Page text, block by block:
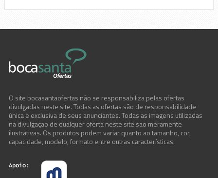
O site bocasantaofertas não se responsabiliza pelas ofertas
divulgadas neste site. Todas as ofertas são de responsabilidade
única e exclusiva de seus anunciantes. Todas as imagens utilizadas
na divulgação de qualquer oferta neste site são meramente
ilustrativas. Os produtos podem variar quanto ao tamanho, cor,
capacidade, modelo, formato entre outras características.